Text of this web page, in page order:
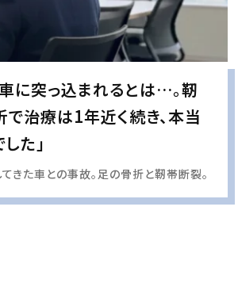
に突っ込まれるとは…。靭
治療は1年近く続き、本当
た」
きた車との事故。足の骨折と靭帯断裂。